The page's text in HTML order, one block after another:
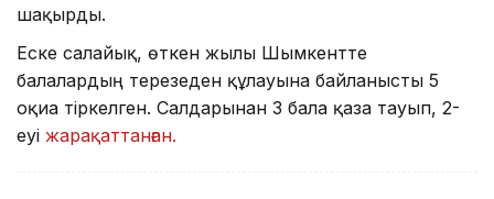
шақырды.
Еске салайық, өткен жылы Шымкентте
балалардың терезеден құлауына байланысты 5
оқиға тіркелген. Салдарынан 3 бала қаза тауып, 2-
еуі жарақаттанған.